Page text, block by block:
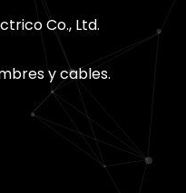
Co., Ltd.
y cables.